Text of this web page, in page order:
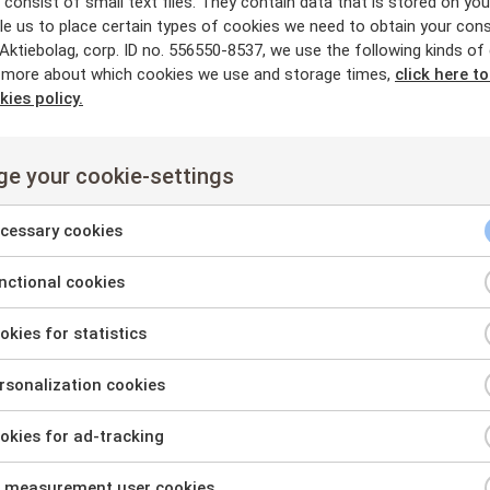
totala aktier var 10,84 procent representerade på stämman.
beslutades enligt nedan. Framlagda förslag beskrivs i
Gustav Melin som styrelseledamot för tiden intill slutet av nästa
ska utgå på årsbasis med 150 000 kronor till styrelsens
som inte är fast anställda av bolaget.
information, vänligen kontakta:
946 43 80 eller
bo.niveman@mantex.se
us to place certain types of cookies we need to obtain your
corp. ID no. 556550-8537, we use the following kinds of
about which cookies we use and storage times, click here
policy.
your cookie-settings
cookies
cookies
for statistics
cookies
for ad-tracking